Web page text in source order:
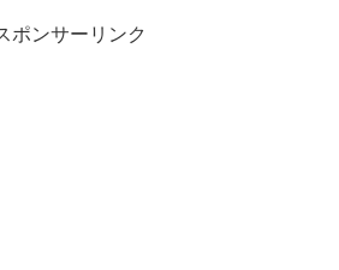
ポンサーリンク